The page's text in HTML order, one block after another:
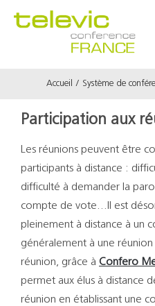
Accueil Système de
Participation aux
Les réunions peuvent être
participants à distance :
difficulté à demander la
compte de vote…Il est
pleinement à distance à un
généralement à une
réunion, grâce à Confero
permet aux élus à distance
réunion en établissant une